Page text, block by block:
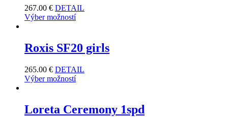
267.00 € DETAIL
Výber možností
Roxis SF20 girls
265.00 € DETAIL
Výber možností
Loreta Ceremony 1spd